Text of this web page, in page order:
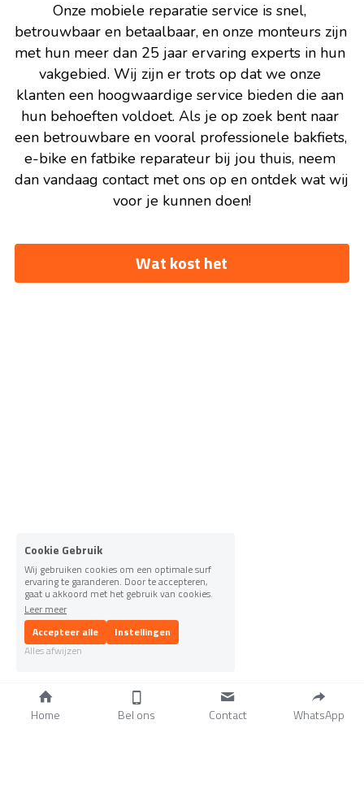
Onze mobiele reparatie service is snel,
betrouwbaar en betaalbaar, en onze monteurs zijn
met hun meer dan 25 jaar ervaring experts in hun
vakgebied. Wij zijn er trots op dat we onze
klanten een hoogwaardige service bieden die aan
hun behoeften voldoet. Als je op zoek bent naar
een betrouwbare en vooral professionele bakfiets,
e-bike en fatbike reparateur bij jou thuis, neem
dan vandaag contact met ons op en ontdek wat wij
voor je kunnen doen!
Wat kost het
Home Bel ons Contact WhatsApp
Cookie Gebruik
Wij gebruiken cookies om een optimale surf
ervaring te garanderen. Door te accepteren,
gaat u akkoord met het gebruik van cookies.
Leer meer
Accepteer alle
Instellingen
Alles afwijzen